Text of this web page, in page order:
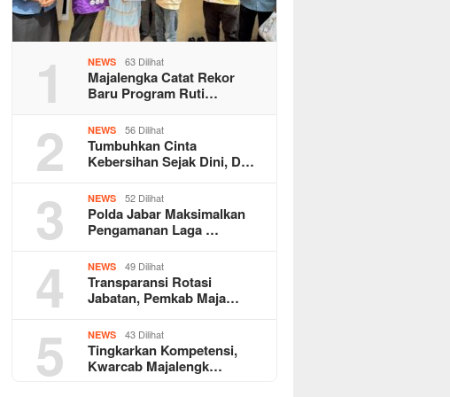
1 NEWS 63 Dilihat
Majalengka Catat Rekor
Baru Program Ruti…
2 NEWS 56 Dilihat
Tumbuhkan Cinta
Kebersihan Sejak Dini, D…
3 NEWS 52 Dilihat
Polda Jabar Maksimalkan
Pengamanan Laga …
4 NEWS 49 Dilihat
Transparansi Rotasi
Jabatan, Pemkab Maja…
5 NEWS 43 Dilihat
Tingkarkan Kompetensi,
Kwarcab Majalengk…